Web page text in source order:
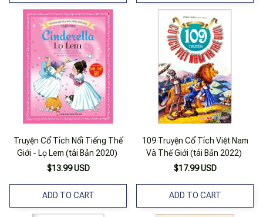
Truyện Cổ Tích Nổi Tiếng Thế
Giới - Lọ Lem (tái Bản 2020)
$13.99 USD
ADD TO CART
109 Truyện Cổ Tích Việt Nam
Và Thế Giới (tái Bản 2022)
$17.99 USD
ADD TO CART